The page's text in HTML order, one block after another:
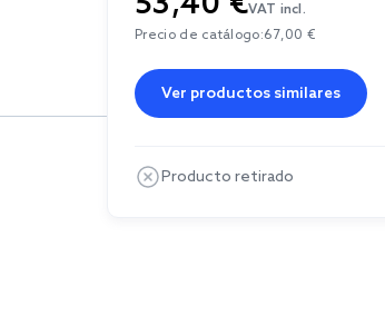
VAT incl.
Precio de catálogo:67,00 €
Ver productos similares
Producto retirado